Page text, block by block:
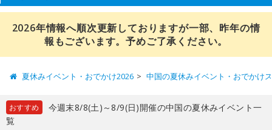
2026年情報へ順次更新しておりますが一部、昨年の情
報もございます。予めご了承ください。
夏休みイベント・おでかけ2026 中国の夏休みイベント・おでかけ
おすすめ
今週末8/8(土)～8/9(日)開催の中国の夏休みイベント一
覧